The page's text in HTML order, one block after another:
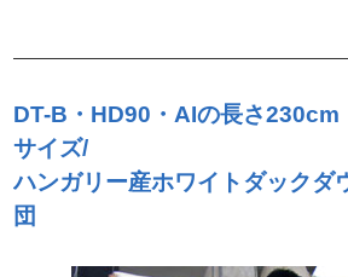
DT-B・HD90・AIの長さ230cm
サイズ/
ハンガリー産ホワイトダックダ
団